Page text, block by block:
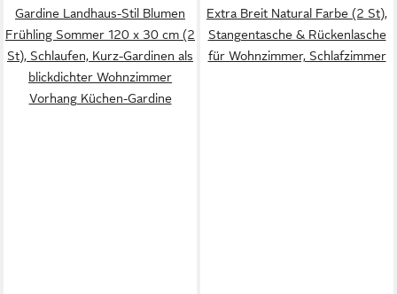
Gardine Landhaus-Stil Blumen
Frühling Sommer 120 x 30 cm (2
St), Schlaufen, Kurz-Gardinen als
blickdichter Wohnzimmer
Vorhang Küchen-Gardine
Extra Breit Natural Farbe (2 St),
Stangentasche & Rückenlasche
für Wohnzimmer, Schlafzimmer